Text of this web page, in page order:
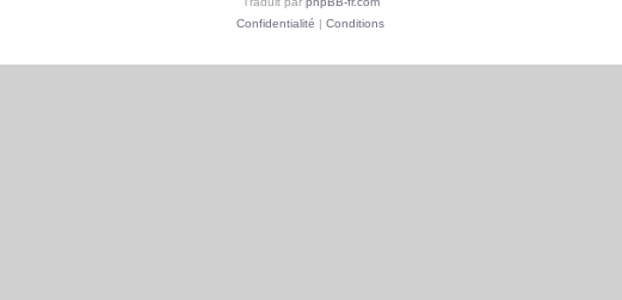
Confidentialité | Conditions